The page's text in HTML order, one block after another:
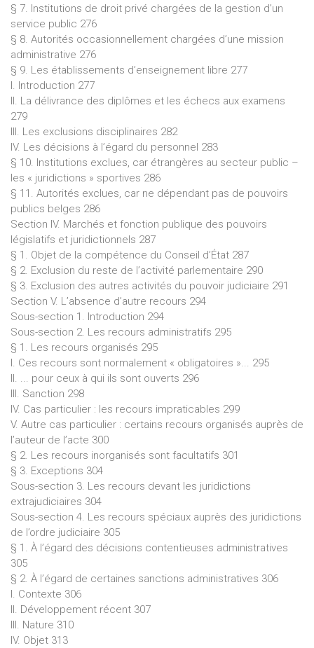
§ 7. Institutions de droit privé chargées de la gestion d’un
service public 276
§ 8. Autorités occasionnellement chargées d’une mission
administrative 276
§ 9. Les établissements d’enseignement libre 277
I. Introduction 277
II. La délivrance des diplômes et les échecs aux examens
279
III. Les exclusions disciplinaires 282
IV. Les décisions à l’égard du personnel 283
§ 10. Institutions exclues, car étrangères au secteur public –
les « juridictions » sportives 286
§ 11. Autorités exclues, car ne dépendant pas de pouvoirs
publics belges 286
Section IV. Marchés et fonction publique des pouvoirs
législatifs et juridictionnels 287
§ 1. Objet de la compétence du Conseil d’État 287
§ 2. Exclusion du reste de l’activité parlementaire 290
§ 3. Exclusion des autres activités du pouvoir judiciaire 291
Section V. L’absence d’autre recours 294
Sous-section 1. Introduction 294
Sous-section 2. Les recours administratifs 295
§ 1. Les recours organisés 295
I. Ces recours sont normalement « obligatoires »... 295
II. ... pour ceux à qui ils sont ouverts 296
III. Sanction 298
IV. Cas particulier : les recours impraticables 299
V. Autre cas particulier : certains recours organisés auprès de
l’auteur de l’acte 300
§ 2. Les recours inorganisés sont facultatifs 301
§ 3. Exceptions 304
Sous-section 3. Les recours devant les juridictions
extrajudiciaires 304
Sous-section 4. Les recours spéciaux auprès des juridictions
de l’ordre judiciaire 305
§ 1. À l’égard des décisions contentieuses administratives
305
§ 2. À l’égard de certaines sanctions administratives 306
I. Contexte 306
II. Développement récent 307
III. Nature 310
IV. Objet 313